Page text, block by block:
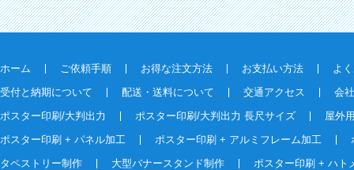
ホーム ご依頼手順 お得な注文方法 お支払い方法
よ
受付と納期について
配送・送料について 交通アクセス
会
ポスター印刷/大判出力
ポスター印刷/大判出力 長尺サイズ
屋外
ポスター印刷 + パネル加工
ポスター印刷 + アルミフレーム加工
タペストリー制作
大型バナースタンド制作
ポスター印刷 + ハト